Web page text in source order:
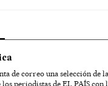
de correo una selección de
periodistas de EL PAÍS con